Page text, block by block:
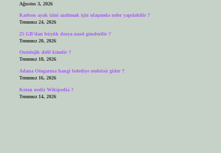
Ağustos 3, 2026
Karbon ayak izini azaltmak için ulaşımda neler yapılabilir ?
Temmuz 24, 2026
25 GB’dan büyük dosya nasıl gönderilir ?
Temmuz 20, 2026
Ontolojik delil kimdir ?
Temmuz 18, 2026
Adana Otogarına hangi belediye otobüsü gider ?
Temmuz 16, 2026
Kotan nedir Wikipedia ?
Temmuz 14, 2026